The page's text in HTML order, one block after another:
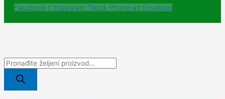
Facebook-f Instagram Tiktok Phone-alt Envelope